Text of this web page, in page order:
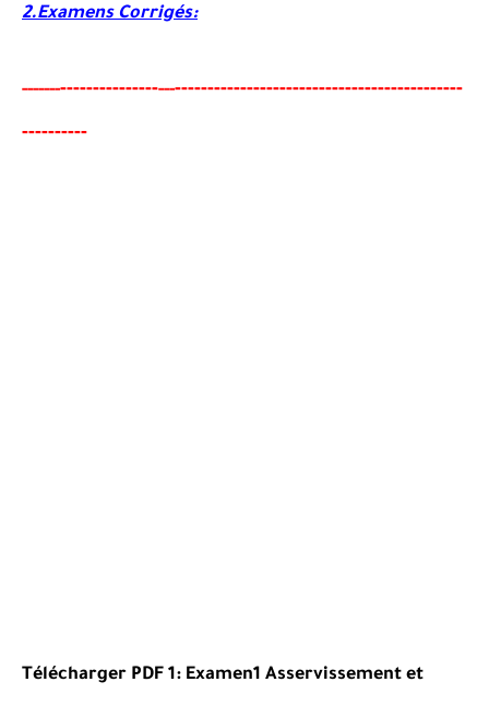
2.Examens Corrigés:
---------------------------------------------------------------------
----------
Télécharger PDF 1: Examen1 Asservissement et